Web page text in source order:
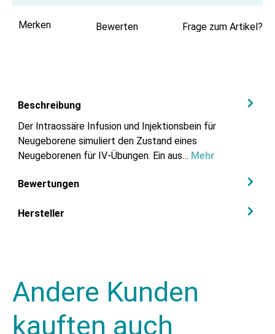
Merken Bewerten Frage zum Artikel?
Beschreibung
Der Intraossäre Infusion und Injektionsbein für
Neugeborene simuliert den Zustand eines
Neugeborenen für IV-Übungen. Ein aus… Mehr
Bewertungen
Hersteller
Andere Kunden
kauften auch